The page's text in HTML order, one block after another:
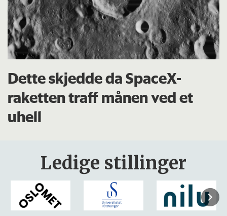
Dette skjedde da SpaceX-
raketten traff månen ved et
uhell
Ledige stillinger